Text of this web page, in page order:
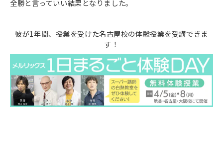
全勝と言っていい結果となりました。
彼が1年間、授業を受けた名古屋校の体験授業を受講できま
す！